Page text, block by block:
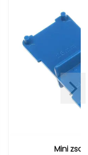
sablon